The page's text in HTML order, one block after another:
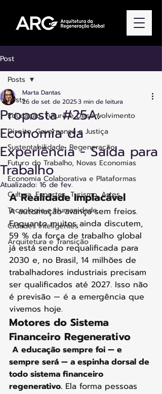
Post
Posts
Educação, Futuro e Desenvolvimento
Direito, Governança e Justiça
Sustentabilidade, Regeneração
Futuro do Trabalho, Novas Economias
Economia Colaborativa e Plataformas
Cultura, Esportes, Turismo, Artes
Tecnologia e Humanidade
Cidades Inteligentes
Arquitetura e Transição
Posts
Proposta #25A:
Economia da
Experiência - Saída para
Trabalho
Marta Dantas
26 de set. de 20253 min de leitura
Atualizado:16 de fev.
A Realidade Implacável
A automação avança sem freios.
Enquanto muitos ainda discutem,
59 % da força de trabalho global
já está sendo requalificada para
2030 e, no Brasil, 14 milhões de
trabalhadores industriais precisam
ser qualificados até 2027. Isso não
é previsão — é a emergência que
vivemos hoje.
Motores do Sistema
Financeiro Regenerativo
A educação sempre foi — e
sempre será — a espinha dorsal de
todo sistema financeiro
regenerativo. Ela forma pessoas